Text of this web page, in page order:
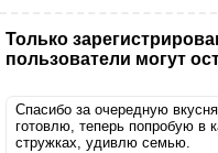
Только
пользователи могут
Спасибо за очередную
готовлю, теперь попробую в
стружках, удивлю семью.